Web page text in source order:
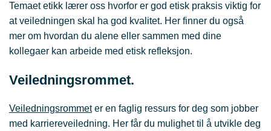
Temaet etikk lærer oss hvorfor er god etisk praksis viktig for
at veiledningen skal ha god kvalitet. Her finner du også
mer om hvordan du alene eller sammen med dine
kollegaer kan arbeide med etisk refleksjon.
Veiledningsrommet.
Veiledningsrommeter en faglig ressurs for deg som jobber
med karriereveiledning. Her får du mulighet til å utvikle deg